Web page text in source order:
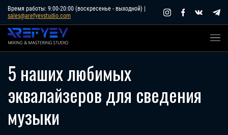
Skip
content
Время работы: 9:00-20:00 (воскресенье - выходной) |
sales@arefyevstudio.com
5 наших любимых
эквалайзеров для сведения
музыки